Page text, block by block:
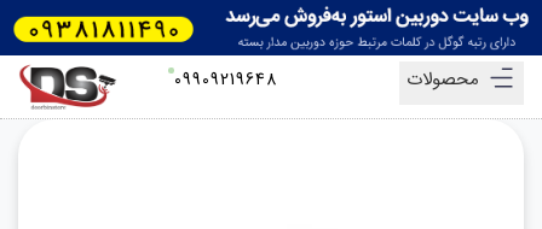
محصولات 09909219648